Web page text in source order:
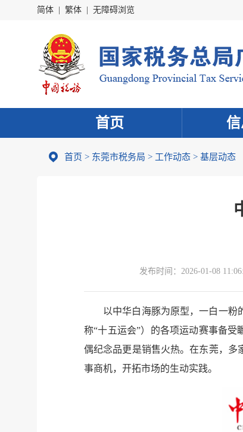
简体 繁体 无障碍浏览
首页
首页 > 东莞市税务局 > 工作动态 > 基层动态
发布时间： 2026-01-08
以中华白海豚为原型，一白一
称“十五运会”）的各项运动赛事备受
偶纪念品更是销售火热。在东莞，多
事商机，开拓市场的生动实践。